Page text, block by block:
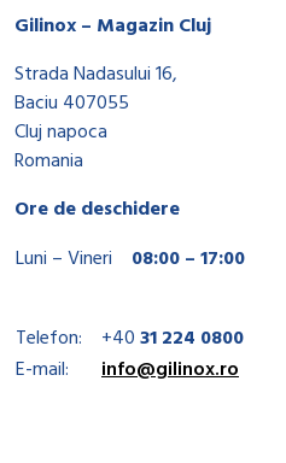
Gilinox – Magazin Cluj
Strada Nadasului 16,
Baciu 407055
Cluj napoca
Romania
Ore de deschidere
Luni – Vineri
08:00 – 17:00
Telefon: +4031 224 0800
E-mail:
info@gilinox.ro